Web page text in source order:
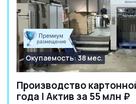
Производство
года | Актив за 55 млн ₽
Окупаемость: 38 мес.